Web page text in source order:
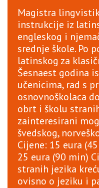
Magistra
instrukcije iz
engleskog i
srednje škole. Po
latinskog za
Šesnaest godina
učenicima, rad s
osnovnoškolaca
obrt i školu
zainteresirani
švedskog,
Cijene: 15 eura
25 eura (90 min)
stranih jezika
ovisno o jeziku i